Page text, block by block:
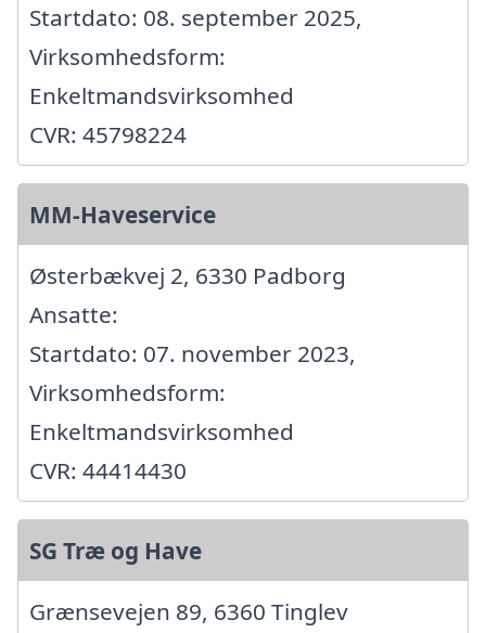
Startdato: 08. september 2025,
Virksomhedsform:
Enkeltmandsvirksomhed
CVR: 45798224
MM-Haveservice
Østerbækvej 2, 6330 Padborg
Ansatte:
Startdato: 07. november 2023,
Virksomhedsform:
Enkeltmandsvirksomhed
CVR: 44414430
SG Træ og Have
Grænsevejen 89, 6360 Tinglev